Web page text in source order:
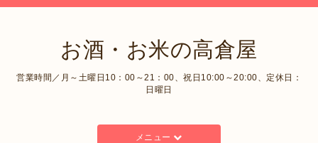
お酒・お米の高倉屋
営業時間／月～土曜日10：00～21：00、祝日10:00～20:00、定休日：
日曜日
メニュー